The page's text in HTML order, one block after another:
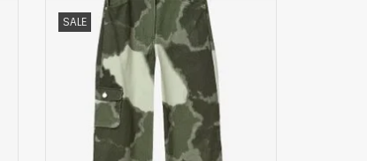
SALE
Trendy Dames Denim Spijkerbroek van
Helmstedt
Val op met deze katoenen denim jeans,
met een opvallende tie-dye print.
Ontworpen met het oog op
functionaliteit, ze zijn voorzien van
voorzakken en gelaagde utility zakken op
het rechterbeen. Dubbele stiksel